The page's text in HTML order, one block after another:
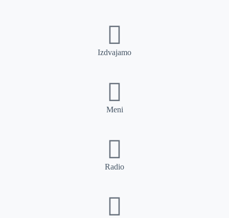
Izdvajamo
Meni
Radio